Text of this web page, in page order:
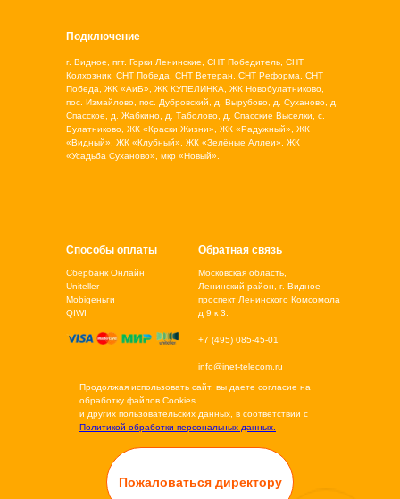
Подключение
г. Видное, пгт. Горки Ленинские, СНТ Победитель, СНТ
Колхозник, СНТ Победа, СНТ Ветеран, СНТ Реформа, СНТ
Победа, ЖК «АиБ», ЖК КУПЕЛИНКА, ЖК Новобулатниково,
пос. Измайлово, пос. Дубровский, д. Вырубово, д. Суханово, д.
Спасское, д. Жабкино, д. Таболово, д. Спасские Выселки, с.
Булатниково, ЖК «Краски Жизни», ЖК «Радужный», ЖК
«Видный», ЖК «Клубный», ЖК «Зелёные Аллеи», ЖК
«Усадьба Суханово», мкр «Новый».
Пожаловаться директору
Способы оплаты
Сбербанк Онлайн
Uniteller
Mobigеньги
QIWI
Обратная связь
Московская область,
Ленинский район, г. Видное
проспект Ленинского Комсомола
д 9 к 3.
+7 (495) 085-45-01
info@inet-telecom.ru
Продолжая использовать сайт, вы даете согласие на
обработку файлов Cookies
и других пользовательских данных, в соответствии с
Политикой обработки персональных данных.